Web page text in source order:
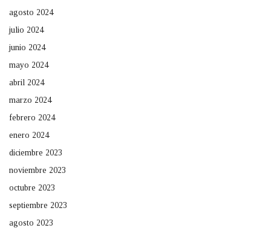
agosto 2024
julio 2024
junio 2024
mayo 2024
abril 2024
marzo 2024
febrero 2024
enero 2024
diciembre 2023
noviembre 2023
octubre 2023
septiembre 2023
agosto 2023